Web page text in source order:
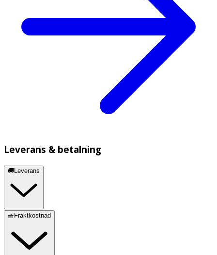
Leverans & betalning
🚚Leverans
🧺Fraktkostnad